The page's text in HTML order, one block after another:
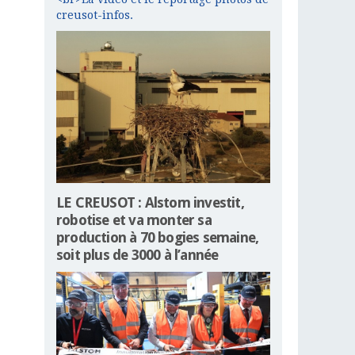
creusot-infos.
LE CREUSOT : Alstom investit,
robotise et va monter sa
production à 70 bogies semaine,
soit plus de 3000 à l’année